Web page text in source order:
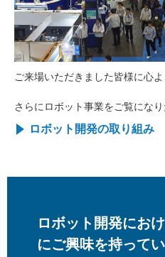
ご来場いただきました皆様に心よ
さらにロボット事業をご覧にな
ロボット開発の取り組み
ロボット開発にお
にご興味を持って